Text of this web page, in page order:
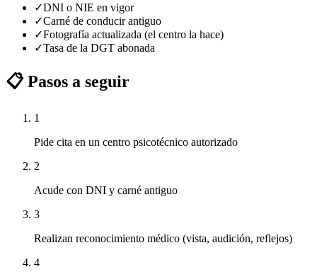
✓DNI o NIE en vigor
✓Carné de conducir antiguo
✓Fotografía actualizada (el centro la hace)
✓Tasa de la DGT abonada
📋 Pasos a seguir
1
Pide cita en un centro psicotécnico autorizado
2
Acude con DNI y carné antiguo
3
Realizan reconocimiento médico (vista, audición, reflejos)
4